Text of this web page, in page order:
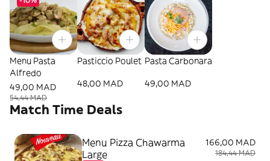
Menu Pasta
Alfredo
49,00 MAD
54,44 MAD
Pasticcio Poulet
48,00 MAD
Pasta Carbonara
49,00 MAD
Match Time Deals
Menu Pizza Chawarma
Large
166,00 MAD
184,44 MAD